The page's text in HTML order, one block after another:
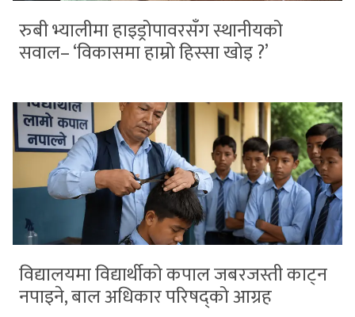
रुबी भ्यालीमा हाइड्रोपावरसँग स्थानीयको
सवाल– ‘विकासमा हाम्रो हिस्सा खोइ ?’
विद्यालयमा विद्यार्थीको कपाल जबरजस्ती काट्न
नपाइने, बाल अधिकार परिषद्को आग्रह